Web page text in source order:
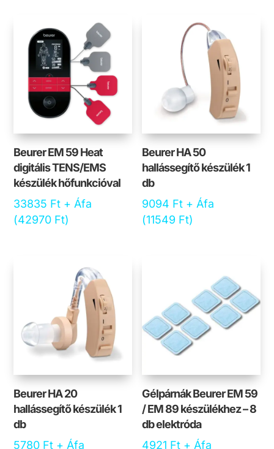
Beurer EM 59 Heat
digitális TENS/EMS
készülék hőfunkcióval
33835 Ft + Áfa
(42970 Ft)
Beurer HA 50
hallássegítő készülék 1
db
9094 Ft + Áfa
(11549 Ft)
Beurer HA 20
hallássegítő készülék 1
db
5780 Ft + Áfa
Gélpárnák Beurer EM 59
/ EM 89 készülékhez – 8
db elektróda
4921 Ft + Áfa